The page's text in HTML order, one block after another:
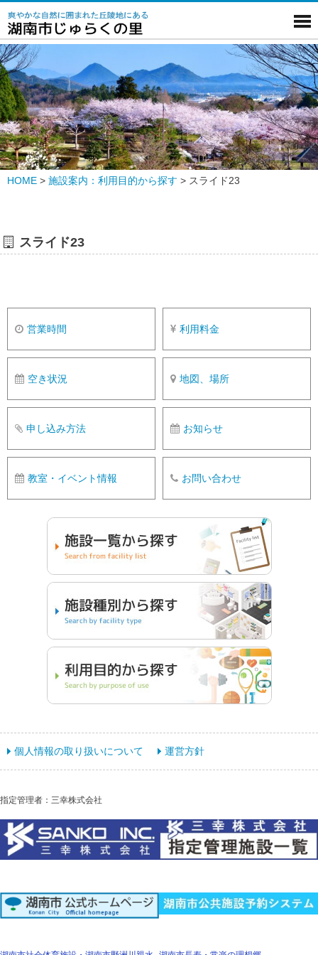
HOME > 施設案内：利用目的から探す > スライド23
スライド23
営業時間 利用料金
空き状況 地図、場所
申し込み方法 お知らせ
教室・イベント情報 お問い合わせ
個人情報の取り扱いについて 運営方針
指定管理者：三幸株式会社